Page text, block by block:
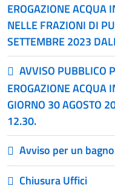
EROGAZIONE ACQUA
NELLE FRAZIONI DI
SETTEMBRE 2023
AVVISO PUBBLICO
EROGAZIONE ACQUA
GIORNO 30 AGOSTO
12.30.
Avviso per un
Chiusura Uffici